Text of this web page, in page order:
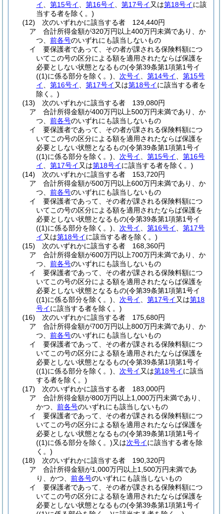
イ
第15号イ 第16号イ 第17号イ 又は第18号イに該
当する者を除く。)
(12)
次のいずれかに該当する者 124,440円
ア
合計所得金額が320万円以上400万円未満であり、か
つ、 前各号のいずれにも該当しないもの
イ
要保護者であって、その者が課される保険料額につ
いてこの号の区分による額を適用されたならば保護を
必要としない状態となるもの(令第39条第1項第1号イ
((1)に係る部分を除く。) 次号イ 第14号イ
第15号
イ
第16号イ 第17号イ 又は第18号イに該当する者を
除く。)
(13)
次のいずれかに該当する者 139,080円
ア
合計所得金額が400万円以上500万円未満であり、か
つ、 前各号のいずれにも該当しないもの
イ
要保護者であって、その者が課される保険料額につ
いてこの号の区分による額を適用されたならば保護を
必要としない状態となるもの(令第39条第1項第1号イ
((1)に係る部分を除く。) 次号イ 第15号イ
第16号
イ
第17号イ 又は第18号イに該当する者を除く。)
(14)
次のいずれかに該当する者 153,720円
ア
合計所得金額が500万円以上600万円未満であり、か
つ、 前各号のいずれにも該当しないもの
イ
要保護者であって、その者が課される保険料額につ
いてこの号の区分による額を適用されたならば保護を
必要としない状態となるもの(令第39条第1項第1号イ
((1)に係る部分を除く。) 次号イ 第16号イ
第17号
イ 又は第18号イに該当する者を除く。)
(15)
次のいずれかに該当する者 168,360円
ア
合計所得金額が600万円以上700万円未満であり、か
つ、 前各号のいずれにも該当しないもの
イ
要保護者であって、その者が課される保険料額につ
いてこの号の区分による額を適用されたならば保護を
必要としない状態となるもの(令第39条第1項第1号イ
((1)に係る部分を除く。) 次号イ 第17号イ 又は第18
号イに該当する者を除く。)
(16)
次のいずれかに該当する者 175,680円
ア
合計所得金額が700万円以上800万円未満であり、か
つ、 前各号のいずれにも該当しないもの
イ
要保護者であって、その者が課される保険料額につ
いてこの号の区分による額を適用されたならば保護を
必要としない状態となるもの(令第39条第1項第1号イ
((1)に係る部分を除く。) 次号イ 又は第18号イに該当
する者を除く。)
(17)
次のいずれかに該当する者 183,000円
ア
合計所得金額が800万円以上1,000万円未満であり、
かつ、 前各号のいずれにも該当しないもの
イ
要保護者であって、その者が課される保険料額につ
いてこの号の区分による額を適用されたならば保護を
必要としない状態となるもの(令第39条第1項第1号イ
((1)に係る部分を除く。)又は次号イに該当する者を除
く。)
(18)
次のいずれかに該当する者 190,320円
ア
合計所得金額が1,000万円以上1,500万円未満であ
り、かつ、 前各号のいずれにも該当しないもの
イ
要保護者であって、その者が課される保険料額につ
いてこの号の区分による額を適用されたならば保護を
必要としない状態となるもの(令第39条第1項第1号イ